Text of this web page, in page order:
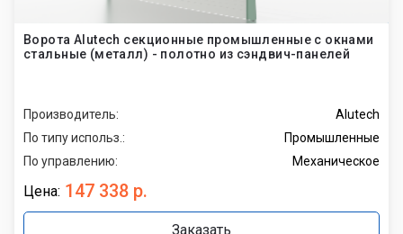
Ворота Alutech секционные промышленные с окнами
стальные (металл) - полотно из сэндвич-панелей
Производитель:
Alutech
По типу использ.:
Промышленные
По управлению:
Механическое
Цена: 147 338 р.
Заказать